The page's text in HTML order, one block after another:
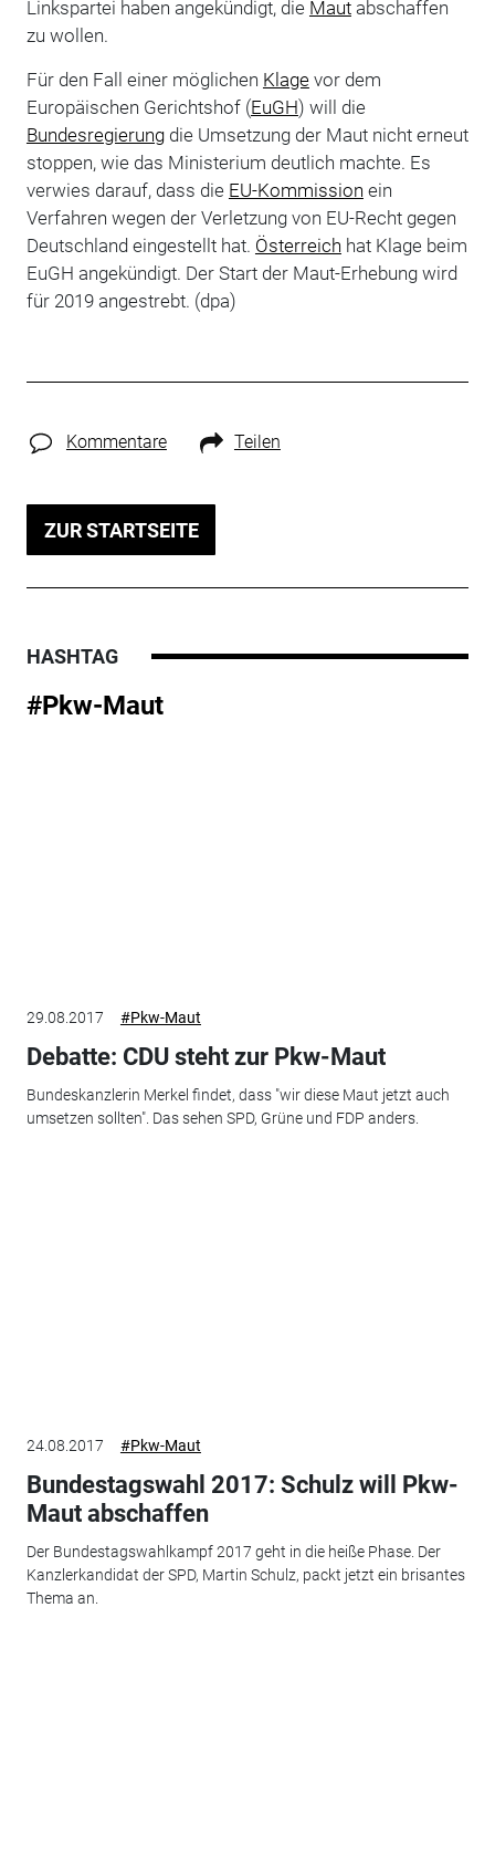
Linkspartei haben angekündigt, die Mautabschaffen
zu wollen.
Für den Fall einer möglichen Klagevor dem
Europäischen Gerichtshof (EuGH) will die
Bundesregierungdie Umsetzung der Maut nicht erneut
stoppen, wie das Ministerium deutlich machte. Es
verwies darauf, dass die EU-Kommission ein
Verfahren wegen der Verletzung von EU-Recht gegen
Deutschland eingestellt hat. Österreich hat Klage beim
EuGH angekündigt. Der Start der Maut-Erhebung wird
für 2019 angestrebt. (dpa)
Kommentare Teilen
ZUR STARTSEITE
HASHTAG
#Pkw-Maut
29.08.2017 #Pkw-Maut
Debatte: CDU steht zur Pkw-Maut
Bundeskanzlerin Merkel findet, dass "wir diese Maut jetzt auch
umsetzen sollten". Das sehen SPD, Grüne und FDP anders.
24.08.2017 #Pkw-Maut
Bundestagswahl 2017: Schulz will Pkw-
Maut abschaffen
Der Bundestagswahlkampf 2017 geht in die heiße Phase. Der
Kanzlerkandidat der SPD, Martin Schulz, packt jetzt ein brisantes
Thema an.